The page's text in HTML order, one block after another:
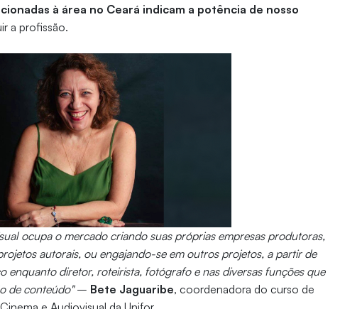
à área no Ceará indicam a potência de nosso
a profissão.
ocupa o mercado criando suas próprias empresas produtoras,
autorais, ou engajando-se em outros projetos, a partir de
enquanto diretor, roteirista, fotógrafo e nas diversas funções que
de conteúdo"– Bete Jaguaribe, coordenadora do curso de